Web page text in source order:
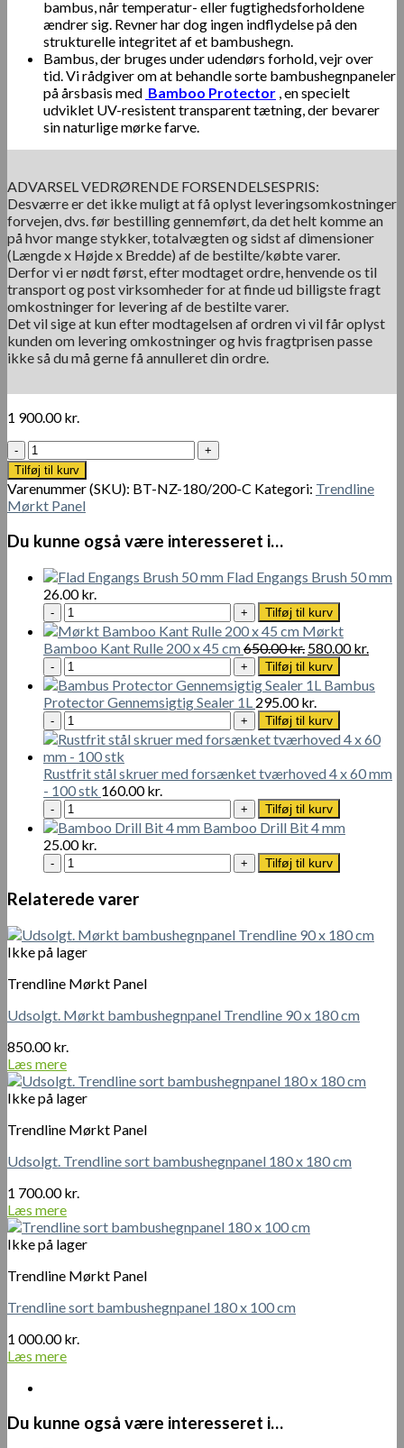
bambus, når temperatur- eller fugtighedsforholdene
ændrer sig. Revner har dog ingen indflydelse på den
strukturelle integritet af et bambushegn.
Bambus, der bruges under udendørs forhold, vejr over
tid. Vi rådgiver om at behandle sorte bambushegnpaneler
på årsbasis med Bamboo Protector , en specielt
udviklet UV-resistent transparent tætning, der bevarer
sin naturlige mørke farve.
ADVARSEL VEDRØRENDE FORSENDELSESPRIS:
Desværre er det ikke muligt at få oplyst leveringsomkostninger
forvejen, dvs. før bestilling gennemført, da det helt komme an
på hvor mange stykker, totalvægten og sidst af dimensioner
(Længde x Højde x Bredde) af de bestilte/købte varer.
Derfor vi er nødt først, efter modtaget ordre, henvende os til
transport og post virksomheder for at finde ud billigste fragt
omkostninger for levering af de bestilte varer.
Det vil sige at kun efter modtagelsen af ordren vi vil får oplyst
kunden om levering omkostninger og hvis fragtprisen passe
ikke så du må gerne få annulleret din ordre.
1 900.00kr.
Trendline
sort
bambushegnpanel
180
x
200
cm
antal
Tilføj til kurv
Varenummer (SKU): BT-NZ-180/200-C Kategori: Trendline
Mørkt Panel
Du kunne også være interesseret i…
Flad Engangs Brush 50 mm
26.00kr.
Flad
Engangs
Brush
50
mm
antal
Tilføj til kurv
Mørkt
Bamboo Kant Rulle 200 x 45 cm650.00kr. Den
oprindelige
pris
var:
650.00 kr..
580.00kr.
pris
er:
Mørkt
Bamboo
Kant
Rulle
200
x
45
cm
antal
Tilføj til kurv
Bambus
Protector Gennemsigtig Sealer 1L 295.00kr.
Bambus
Protector
Gennemsigtig
Sealer
1L
antal
Tilføj til kurv
Rustfrit stål skruer med forsænket tværhoved 4 x 60 mm
- 100 stk 160.00kr.
Rustfrit
stål
skruer
med
forsænket
tværhoved
4
60
mm
100
stk
Tilføj til kurv
Bamboo Drill Bit 4 mm
25.00kr.
Bamboo
Drill
Bit
mm
antal
Tilføj til kurv
Relaterede varer
Ikke på lager
Trendline Mørkt Panel
Udsolgt. Mørkt bambushegnpanel Trendline 90 x 180 cm
850.00kr.
Læs mere
Ikke på lager
Trendline Mørkt Panel
Udsolgt. Trendline sort bambushegnpanel 180 x 180 cm
1 700.00kr.
Læs mere
Ikke på lager
Trendline Mørkt Panel
Trendline sort bambushegnpanel 180 x 100 cm
1 000.00kr.
Læs mere
Du kunne også være interesseret i…